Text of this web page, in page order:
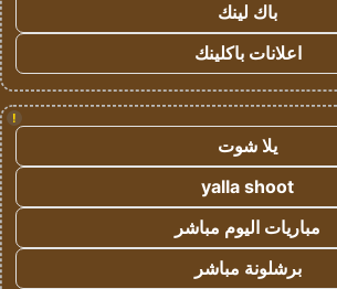
باك لينك
اعلانات باكلينك
!
يلا شوت
yalla shoot
مباريات اليوم مباشر
برشلونة مباشر